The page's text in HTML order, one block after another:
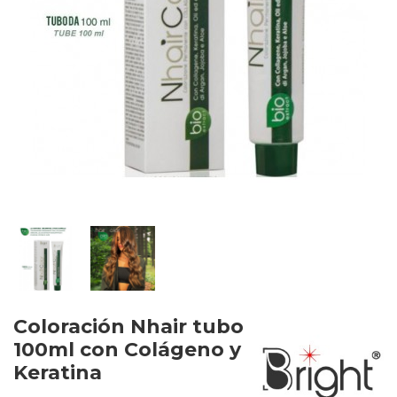
Coloración Nhair tubo
100ml con Colágeno y
Keratina